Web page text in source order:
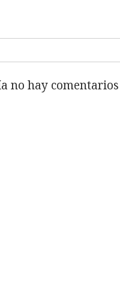
no hay comentarios